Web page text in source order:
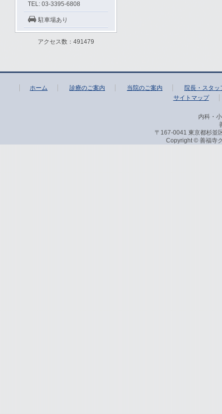
TEL: 03-3395-6808
駐車場あり
アクセス数：491479
ホーム 診療のご案内 当院のご案内
院長・スタッ
サイトマップ
内科・
〒167-0041 東京都杉並
Copyright © 善福寺